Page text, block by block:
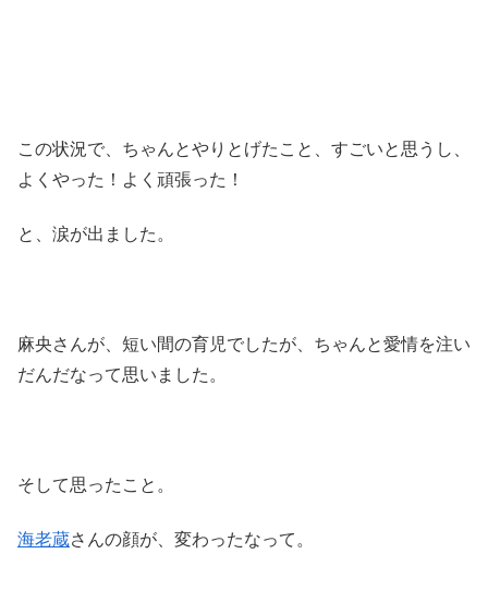
この状況で、ちゃんとやりとげたこと、すごいと思うし、
よくやった！よく頑張った！
と、涙が出ました。
麻央さんが、短い間の育児でしたが、ちゃんと愛情を注い
だんだなって思いました。
そして思ったこと。
海老蔵さんの顔が、変わったなって。